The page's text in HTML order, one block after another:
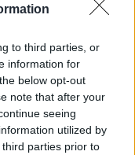
to third parties, or
information for
below opt-out
note that after your
seeing
utilized by
parties prior to
το Κουρκ»
του ρωσικού
Ρωσία!